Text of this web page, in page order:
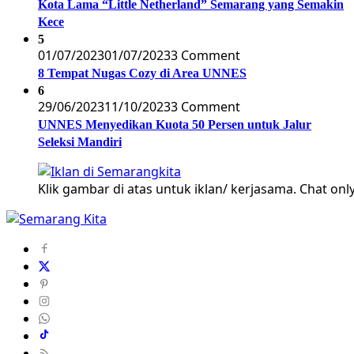
Kota Lama “Little Netherland” Semarang yang Semakin
Kece
5
01/07/202301/07/20233 Comment
8 Tempat Nugas Cozy di Area UNNES
6
29/06/202311/10/20233 Comment
UNNES Menyedikan Kuota 50 Persen untuk Jalur
Seleksi Mandiri
Klik gambar di atas untuk iklan/ kerjasama. Chat